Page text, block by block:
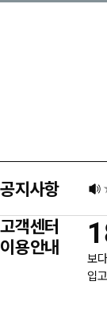
공지사항
고객센터
이용안내
보
입